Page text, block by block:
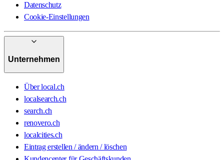
Datenschutz
Cookie-Einstellungen
Unternehmen
Über local.ch
localsearch.ch
search.ch
renovero.ch
localcities.ch
Eintrag erstellen / ändern / löschen